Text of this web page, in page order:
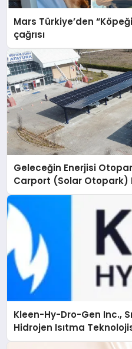
Mars Türkiye’den
çağrısı
Geleceğin Enerjisi
Carport (Solar Otopark)
Kleen-Hy-Dro-Gen Inc.,
Hidrojen Isıtma
Düzenleyici Onaylarını